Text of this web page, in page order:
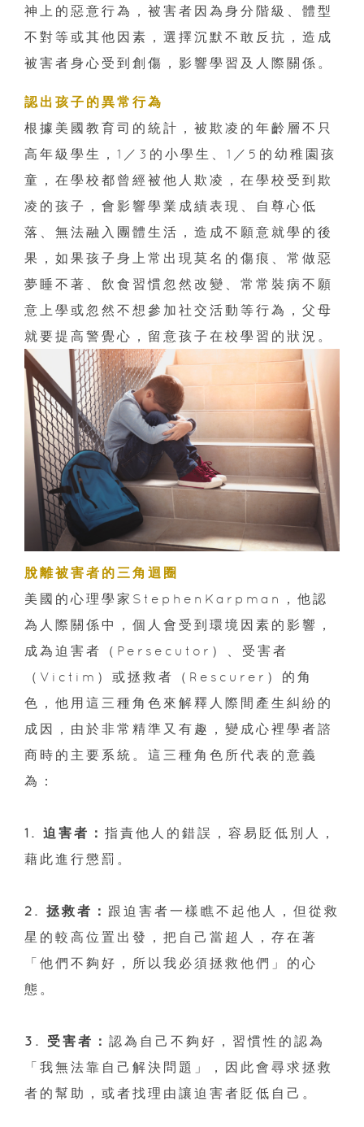
神上的惡意行為，被害者因為身分階級、體型
不對等或其他因素，選擇沉默不敢反抗，造成
被害者身心受到創傷，影響學習及人際關係。
認出孩子的異常行為
根據美國教育司的統計，被欺凌的年齡層不只
高年級學生，1／3的小學生、1／5的幼稚園孩
童，在學校都曾經被他人欺凌，在學校受到欺
凌的孩子，會影響學業成績表現、自尊心低
落、無法融入團體生活，造成不願意就學的後
果，如果孩子身上常出現莫名的傷痕、常做惡
夢睡不著、飲食習慣忽然改變、常常裝病不願
意上學或忽然不想參加社交活動等行為，父母
就要提高警覺心，留意孩子在校學習的狀況。
脫離被害者的三角迴圈
美國的心理學家StephenKarpman，他認
為人際關係中，個人會受到環境因素的影響，
成為迫害者（Persecutor）、受害者
（Victim）或拯救者（Rescurer）的角
色，他用這三種角色來解釋人際間產生糾紛的
成因，由於非常精準又有趣，變成心裡學者諮
商時的主要系統。這三種角色所代表的意義
為：
1. 迫害者： 指責他人的錯誤，容易貶低別人，
藉此進行懲罰。
2. 拯救者： 跟迫害者一樣瞧不起他人，但從救
星的較高位置出發，把自己當超人，存在著
「他們不夠好，所以我必須拯救他們」的心
態。
3. 受害者： 認為自己不夠好，習慣性的認為
「我無法靠自己解決問題」，因此會尋求拯救
者的幫助，或者找理由讓迫害者貶低自己。